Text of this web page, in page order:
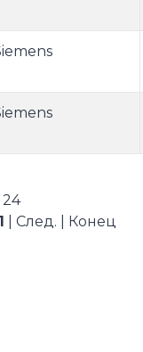
24
1 | След. | Конец